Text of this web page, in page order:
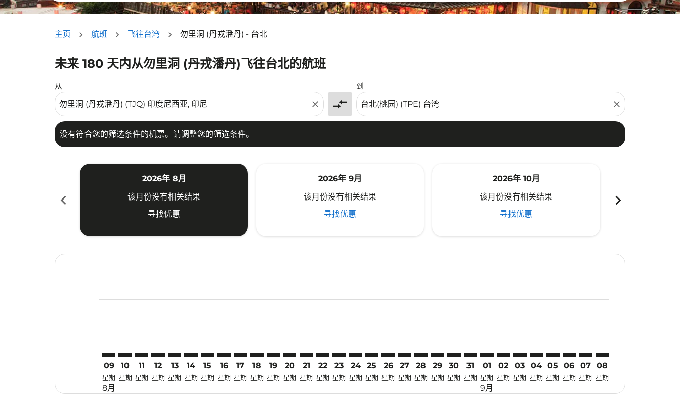
主页 航班 飞往台湾 勿里洞 (丹戎潘丹) - 台北
未来 180 天内从勿里洞 (丹戎潘丹)飞往台北的航班
从
close compare_arrows
到
close
没有符合您的筛选条件的机票。请调整您的筛选条件。
没有符合您的筛选条件的机票。请调整您的筛选条件。
chevron_left
2026年 8月
该月份没有相关结果
寻找优惠
2026年 9月
该月份没有相关结果
寻找优惠
2026年 10月
该月份没有相关结果
寻找优惠
chevron_right
09
星期
8月
10
星期
11
星期
12
星期
13
星期
14
星期
15
星期
16
星期
17
星期
18
星期
19
星期
20
星期
21
星期
TJQ–TPE: cmp-view-offers-disclaimer. 寻找优惠
22
星期
TJQ–TPE: cmp-view-offers-disclaimer. 寻找优惠
23
星期
TJQ–TPE: cmp-view-offers-disclaimer. 寻找优惠
24
星期
TJQ–TPE: cmp-view-offers-disclaimer. 寻找优惠
25
星期
TJQ–TPE: cmp-view-offers-disclaimer. 寻找优惠
26
星期
TJQ–TPE: cmp-view-offers-disclaimer. 寻找优惠
27
星期
TJQ–TPE: cmp-view-offers-disclaimer. 寻找优惠
28
星期
TJQ–TPE: cmp-view-offers-disclaimer. 寻找优惠
29
星期
TJQ–TPE: cmp-view-offers-disclaimer. 寻找优惠
30
星期
TJQ–TPE: cmp-view-offers-disclaimer. 寻找优惠
31
星期
01
星期
9月
02
星期
03
星期
04
星期
05
星期
06
星期
07
星期
08
星期